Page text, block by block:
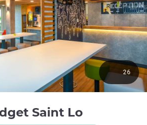
Saint Lo
26